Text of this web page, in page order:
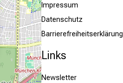
Impressum
Datenschutz
Barrierefreiheitserklärung
Links
Newsletter